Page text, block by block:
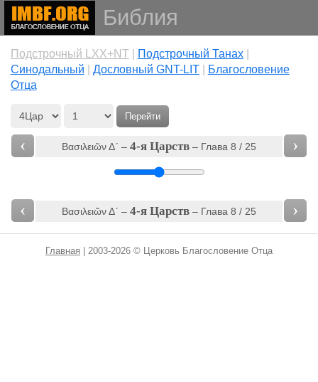
Библия
Подстрочный LXX+NT| Подстрочный Танах|
Cинодальный
Дословный GNT-LIT|
Благословение
Отца
Перейти
‹ Βασιλειῶν Δʹ‎ – 4-я Царств– Глава 8 / 25 ›
‹ Βασιλειῶν Δʹ‎ – 4-я Царств– Глава 8 / 25 ›
Главная | 2003-2026 © Церковь Благословение Отца